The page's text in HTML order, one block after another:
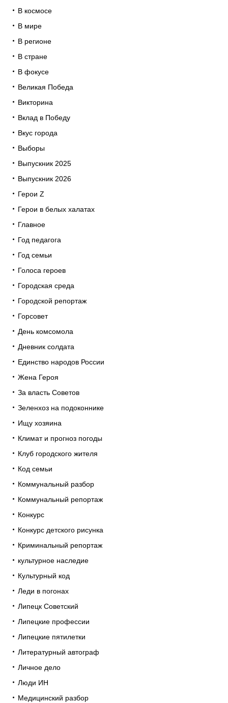
В космосе
В мире
В регионе
В стране
В фокусе
Великая Победа
Викторина
Вклад в Победу
Вкус города
Выборы
Выпускник 2025
Выпускник 2026
Герои Z
Герои в белых халатах
Главное
Год педагога
Год семьи
Голоса героев
Городская среда
Городской репортаж
Горсовет
День комсомола
Дневник солдата
Единство народов России
Жена Героя
За власть Советов
Зеленхоз на подоконнике
Ищу хозяина
Климат и прогноз погоды
Клуб городского жителя
Код семьи
Коммунальный разбор
Коммунальный репортаж
Конкурс
Конкурс детского рисунка
Криминальный репортаж
культурное наследие
Культурный код
Леди в погонах
Липецк Советский
Липецкие профессии
Липецкие пятилетки
Литературный автограф
Личное дело
Люди ИН
Медицинский разбор